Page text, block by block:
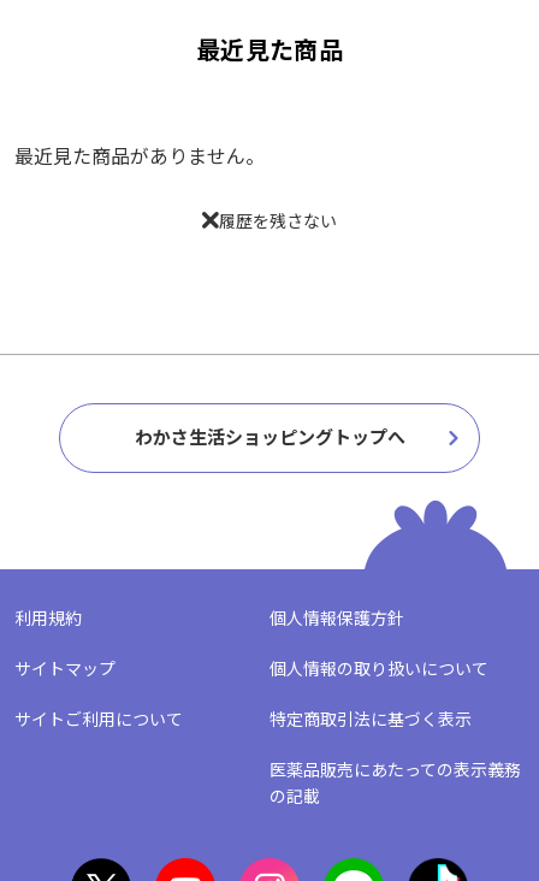
最近見た商品
最近見た商品がありません。
履歴を残さない
わかさ生活ショッピングトップへ
利用規約 個人情報保護方針
サイトマップ 個人情報の取り扱いについて
サイトご利用について 特定商取引法に基づく表示
医薬品販売にあたっての表示義務
の記載